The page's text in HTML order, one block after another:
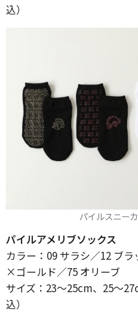
込）
パイルスニー
パイルアメリブソックス
カラー：09 サラシ／12 ブ
×ゴールド／75 オリーブ
サイズ：23～25cm、25～
込）